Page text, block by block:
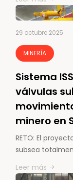
29 octubre 2025
MINERÍA
Sistema
válvulas
minero en
RETO: El
subsea
Leer más